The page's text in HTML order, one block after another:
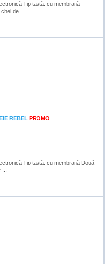
Tip tastă: cu membrană
de ...
REBEL PROMO
Tip tastă: cu membrană Două